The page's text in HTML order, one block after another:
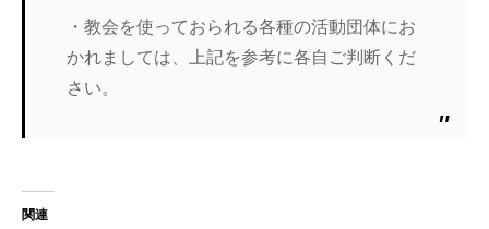
・教会を使っておられる各種の活動団体にお
かれましては、上記を参考に各自ご判断くだ
さい。
関連